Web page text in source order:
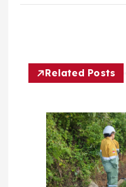
Related Posts